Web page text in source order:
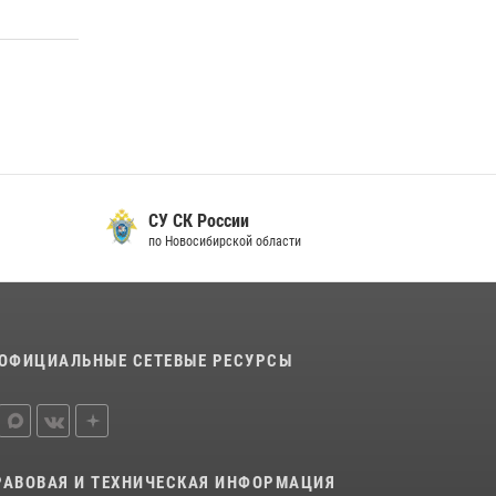
В Новосибирске сотрудниками
задержан подозреваемый в грабеже
13 июля 2026, 05:38
сфере страхования
СУ СК России
по Новосибирской области
СЕТЕВЫЕ РЕСУРСЫ
И ТЕХНИЧЕСКАЯ ИНФОРМАЦИЯ